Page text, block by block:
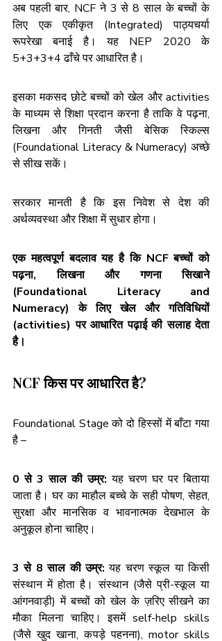
अब पहली बार, NCF ने 3 से 8 साल के बच्चों के
लिए एक एकीकृत (Integrated) पाठ्यचर्या
रूपरेखा बनाई है। यह NEP 2020 के
5+3+3+4 ढाँचे पर आधारित है।
इसका मकसद छोटे बच्चों को खेल और activities
के माध्यम से शिक्षा प्रदान करना है ताकि वे पढ़ना,
लिखना और गिनती जैसी बेसिक स्किल्स
(Foundational Literacy & Numeracy) अच्छे
से सीख सकें।
सरकार मानती है कि इस निवेश से देश की
अर्थव्यवस्था और शिक्षा में सुधार होगा।
एक महत्वपूर्ण बदलाव यह है कि NCF बच्चों को
पढ़ना, लिखना और गणना सिखाने
(Foundational Literacy and
Numeracy) के लिए खेल और गतिविधियों
(activities) पर आधारित पढ़ाई की सलाह देता
है।
NCF किस पर आधारित है?
Foundational Stage को दो हिस्सों में बाँटा गया
है –
0 से 3 साल की उम्र: यह चरण घर पर बिताया
जाता है। घर का माहौल बच्चे के सही पोषण, सेहत,
सुरक्षा और मानसिक व भावनात्मक देखभाल के
अनुकूल होना चाहिए।
3 से 8 साल की उम्र: यह चरण स्कूल या किसी
संस्थान में होता है। संस्थान (जैसे प्री-स्कूल या
आंगनवाड़ी) में बच्चों को खेल के ज़रिए सीखने का
मौका मिलना चाहिए। इसमें self-help skills
(जैसे खुद खाना, कपड़े पहनना), motor skills